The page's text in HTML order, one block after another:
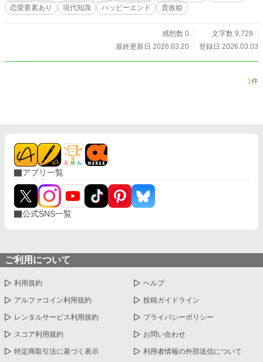
者のアレスが領地経営に試行錯誤しながら取り組み、問題や
課題を解決しながら領地を発展させ、大貴族に成り上がる物
恋愛要素あり
現代知識 ハッピーエンド 貴族姫
感想数 0
文字数 9,729
最終更新日 2026.03.20
登録日 2026.03.03
1件
アプリ一覧
公式SNS一覧
ご利用について
利用規約 ヘルプ
アルファコイン利用規約 投稿ガイドライン
レンタルサービス利用規約 プライバシーポリシー
スコア利用規約 お問い合わせ
特定商取引法に基づく表示 利用者情報の外部送信について